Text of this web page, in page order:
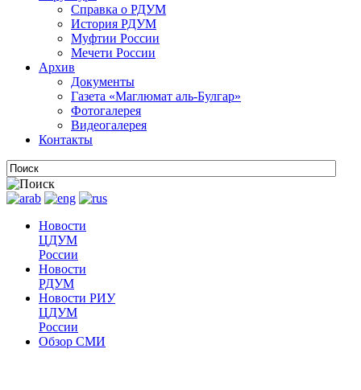
Справка о РДУМ
История РДУМ
Муфтии России
Мечети России
Архив
Документы
Газета «Маглюмат аль-Булгар»
Фотогалерея
Видеогалерея
Контакты
Новости
ЦДУМ
России
Новости
РДУМ
Новости РИУ
ЦДУМ
России
Обзор СМИ